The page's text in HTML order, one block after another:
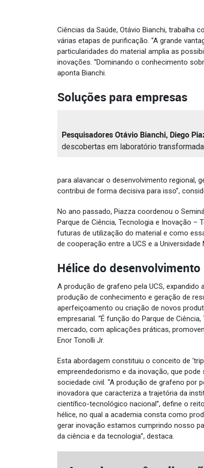
Ciências da Saúde, Otávio Bianchi, trabalha
várias etapas de purificação. “A grande
particularidades do material amplia as
inovações. “Dominando o conhecimento
aponta Bianchi.
Soluções para empresas
Pesquisadores Otávio Bianchi, Diego
descobertas em laboratório
para alavancar o desenvolvimento regional,
contribui de forma decisiva para isso”,
No ano passado, Piazza coordenou o
Parque de Ciência, Tecnologia e Inovação
futuras de utilização do material e como
de cooperação entre a UCS e a
Hélice do desenvolvimento
A produção de grafeno pela UCS,
produção de conhecimento e geração de
aperfeiçoamento ou criação de novos
empresarial. “É função do Parque de
mercado, com aplicações práticas,
Enor Tonolli Jr.
Esta abordagem constituiu o conceito de
empreendedorismo e da inovação, que
sociedade civil. “A produção de grafeno por
inovadora que caracteriza a trajetória da
científico-tecnológico nacional”, define o
hélice, no qual a academia consta como
gerar inovação estamos cumprindo nosso
da ciência e da tecnologia”, destaca.